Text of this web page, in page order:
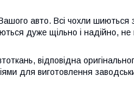
авто. Всі чохли шиються з
дуже щільно і надійно,
відповідна
для виготовлення